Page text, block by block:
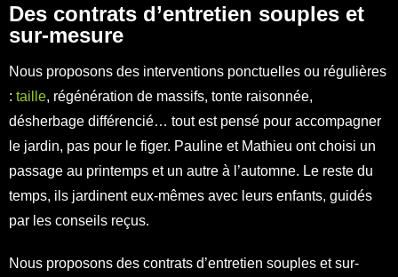
Des contrats d’entretien souples et
sur-mesure
Nous proposons des interventions ponctuelles ou régulières
: taille, régénération de massifs, tonte raisonnée,
désherbage différencié… tout est pensé pour accompagner
le jardin, pas pour le figer. Pauline et Mathieu ont choisi un
passage au printemps et un autre à l’automne. Le reste du
temps, ils jardinent eux-mêmes avec leurs enfants, guidés
par les conseils reçus.
Nous proposons des contrats d’entretien souples et sur-